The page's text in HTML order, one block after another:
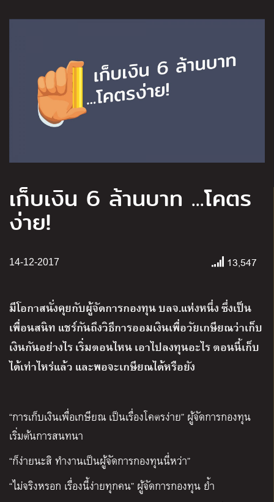
เก็บเงิน 6 ล้านบาท ...โคตร
ง่าย!
14-12-2017 13,547
มีโอกาสนั่งคุยกับผู้จัดการกองทุน บลจ.แห่งหนึ่ง ซึ่งเป็น
เพื่อนสนิท แชร์กันถึงวิธีการออมเงินเพื่อวัยเกษียณว่าเก็บ
เงินกันอย่างไร เริ่มตอนไหน เอาไปลงทุนอะไร ตอนนี้เก็บ
ได้เท่าไหร่แล้ว และพอจะเกษียณได้หรือยัง
“การเก็บเงินเพื่อเกษียณ เป็นเรื่องโคตรง่าย” ผู้จัดการกองทุน
เริ่มต้นการสนทนา
“ก็ง่ายนะสิ ทำงานเป็นผู้จัดการกองทุนนี่หว่า”
“ไม่จริงหรอก เรื่องนี้ง่ายทุกคน” ผู้จัดการกองทุน ย้ำ